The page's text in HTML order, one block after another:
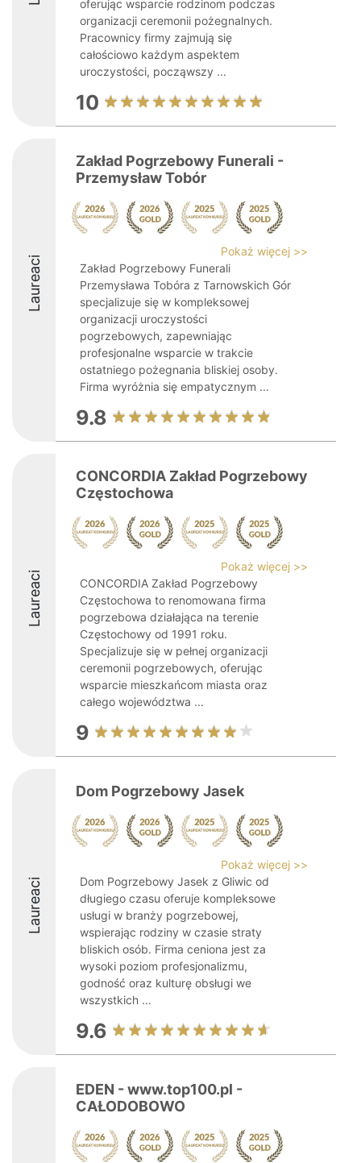
oferując wsparcie rodzinom podczas
organizacji ceremonii pożegnalnych.
Pracownicy firmy zajmują się
całościowo każdym aspektem
uroczystości, począwszy ...
10
Laureaci
Zakład Pogrzebowy Funerali -
Przemysław Tobór
Pokaż więcej >>
Zakład Pogrzebowy Funerali
Przemysława Tobóra z Tarnowskich Gór
specjalizuje się w kompleksowej
organizacji uroczystości
pogrzebowych, zapewniając
profesjonalne wsparcie w trakcie
ostatniego pożegnania bliskiej osoby.
Firma wyróżnia się empatycznym ...
9.8
Laureaci
CONCORDIA Zakład Pogrzebowy
Częstochowa
Pokaż więcej >>
CONCORDIA Zakład Pogrzebowy
Częstochowa to renomowana firma
pogrzebowa działająca na terenie
Częstochowy od 1991 roku.
Specjalizuje się w pełnej organizacji
ceremonii pogrzebowych, oferując
wsparcie mieszkańcom miasta oraz
całego województwa ...
9
Laureaci
Dom Pogrzebowy Jasek
Pokaż więcej >>
Dom Pogrzebowy Jasek z Gliwic od
długiego czasu oferuje kompleksowe
usługi w branży pogrzebowej,
wspierając rodziny w czasie straty
bliskich osób. Firma ceniona jest za
wysoki poziom profesjonalizmu,
godność oraz kulturę obsługi we
wszystkich ...
9.6
EDEN - www.top100.pl -
CAŁODOBOWO